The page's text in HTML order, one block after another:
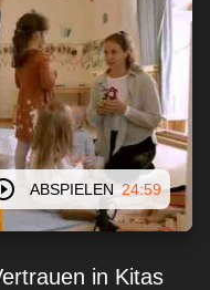
ABSPIELEN 24:59
in Kitas